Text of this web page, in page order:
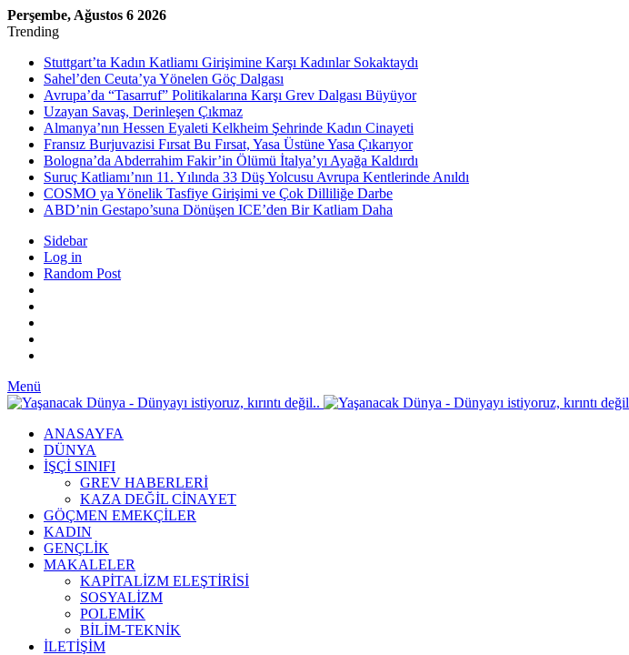
Perşembe, Ağustos 6 2026
Trending
Stuttgart’ta Kadın Katliamı Girişimine Karşı Kadınlar Sokaktaydı
Sahel’den Ceuta’ya Yönelen Göç Dalgası
Avrupa’da “Tasarruf” Politikalarına Karşı Grev Dalgası Büyüyor
Uzayan Savaş, Derinleşen Çıkmaz
Almanya’nın Hessen Eyaleti Kelkheim Şehrinde Kadın Cinayeti
Fransız Burjuvazisi Fırsat Bu Fırsat, Yasa Üstüne Yasa Çıkarıyor
Bologna’da Abderrahim Fakir’in Ölümü İtalya’yı Ayağa Kaldırdı
Suruç Katliamı’nın 11. Yılında 33 Düş Yolcusu Avrupa Kentlerinde Anıldı
COSMO ya Yönelik Tasfiye Girişimi ve Çok Dilliliğe Darbe
ABD’nin Gestapo’suna Dönüşen ICE’den Bir Katliam Daha
Sidebar
Log in
Random Post
Menü
ANASAYFA
DÜNYA
İŞÇİ SINIFI
GREV HABERLERİ
KAZA DEĞİL CİNAYET
GÖÇMEN EMEKÇİLER
KADIN
GENÇLİK
MAKALELER
KAPİTALİZM ELEŞTİRİSİ
SOSYALİZM
POLEMİK
BİLİM-TEKNİK
ILETIŞIM